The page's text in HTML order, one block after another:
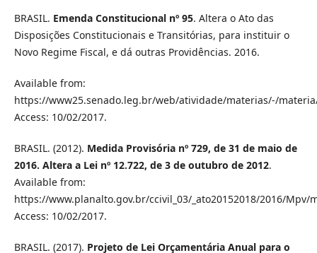
BRASIL. Emenda Constitucional nº 95. Altera o Ato das
Disposições Constitucionais e Transitórias, para instituir o
Novo Regime Fiscal, e dá outras Providências. 2016.
Available from:
https://www25.senado.leg.br/web/atividade/materias/-/
Access: 10/02/2017.
BRASIL. (2012). Medida Provisória nº 729, de 31 de maio de
2016. Altera a Lei nº 12.722, de 3 de outubro de 2012.
Available from:
https://www.planalto.gov.br/ccivil_03/_ato20152018/2016/Mpv/
Access: 10/02/2017.
BRASIL. (2017). Projeto de Lei Orçamentária Anual para o